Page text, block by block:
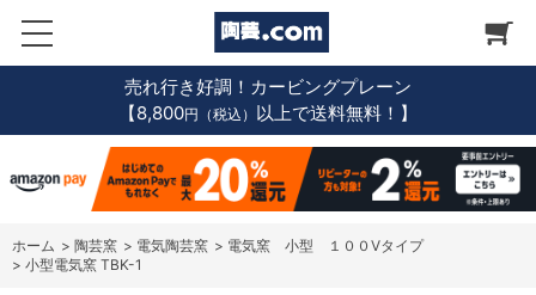
売れ行き好調！カービングプレーン
【8,800円（税込） 以上で送料無料！】
ホーム > 陶芸窯 > 電気陶芸窯 > 電気窯 小型 １００Vタイプ
> 小型電気窯 TBK-1